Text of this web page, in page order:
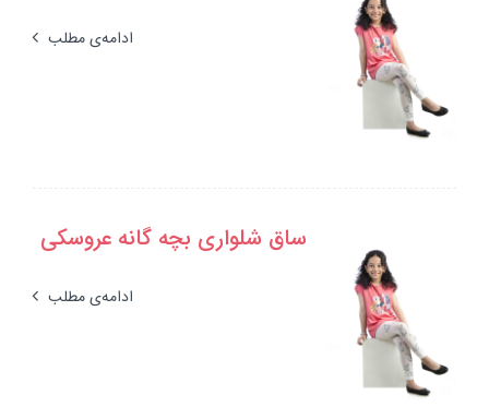
ادامه‌ی مطلب
ساق شلواری بچه گانه عروسکی
ادامه‌ی مطلب